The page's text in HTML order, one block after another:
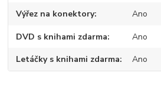
Výřez na konektory Ano
DVD s knihami zdarma Ano
Letáčky s knihami zdarma Ano